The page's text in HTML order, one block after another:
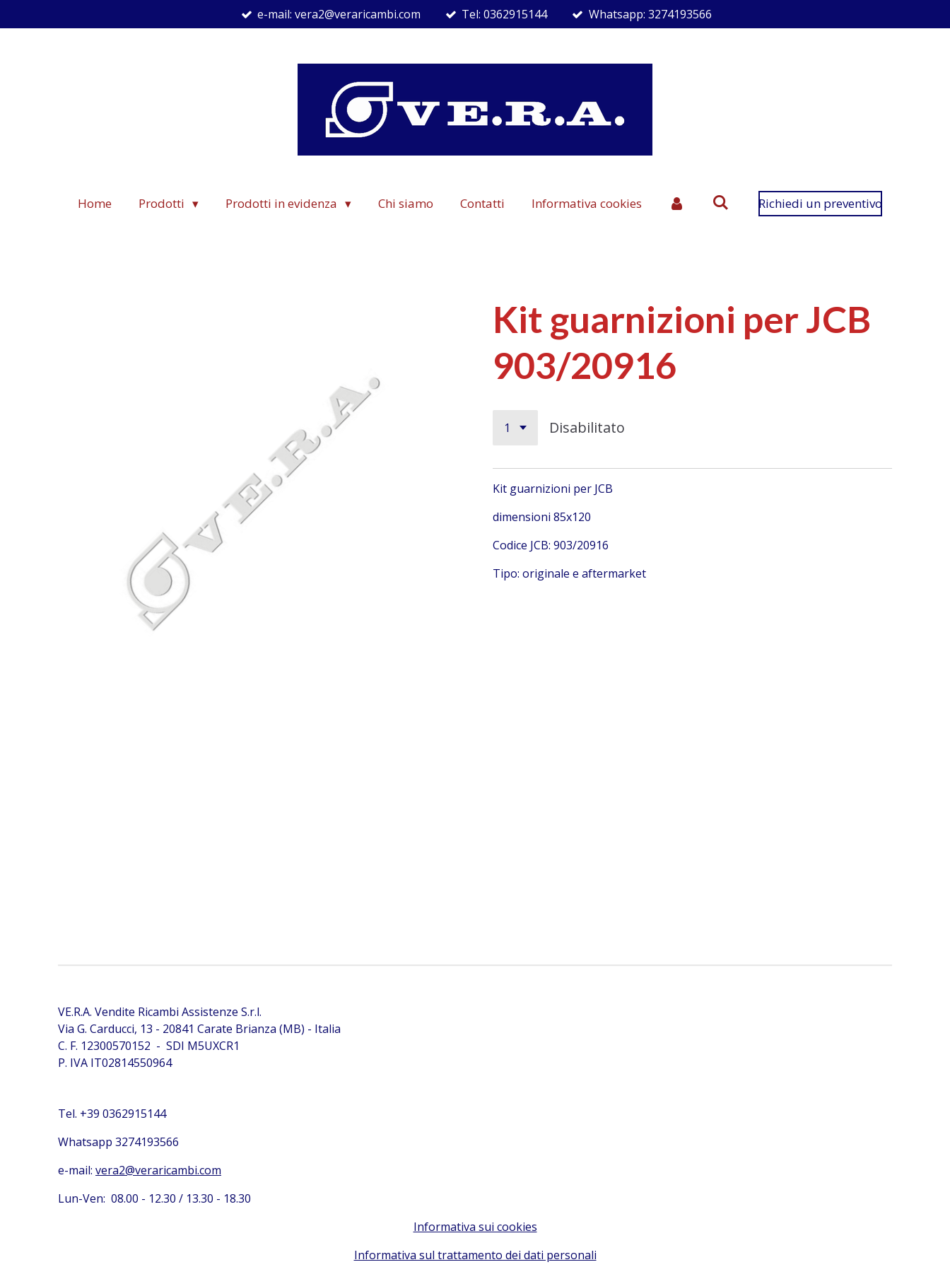
al
e-mail: vera2@veraricambi.com Tel: 0362915144 Whatsapp: 3274193566
Home Prodotti Prodotti in evidenza Chi siamo Contatti Informativa cookies Richiedi un preventivo
Kit guarnizioni per JCB
903/20916
Disabilitato
Kit guarnizioni per JCB
dimensioni 85x120
Codice JCB: 903/20916
Tipo: originale e aftermarket
VE.R.A. Vendite Ricambi Assistenze S.r.l.
Via G. Carducci, 13 - 20841 Carate Brianza (MB) - Italia
C. F. 12300570152 - SDI M5UXCR1
P. IVA IT02814550964
Tel. +39 0362915144
Whatsapp 3274193566
e-mail: vera2@veraricambi.com
Lun-Ven: 08.00 - 12.30 / 13.30 - 18.30
Informativa sui cookies
Informativa sul trattamento dei dati personali